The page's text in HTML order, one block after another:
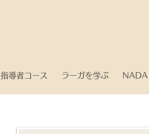
指導者コース ラーガを学ぶ